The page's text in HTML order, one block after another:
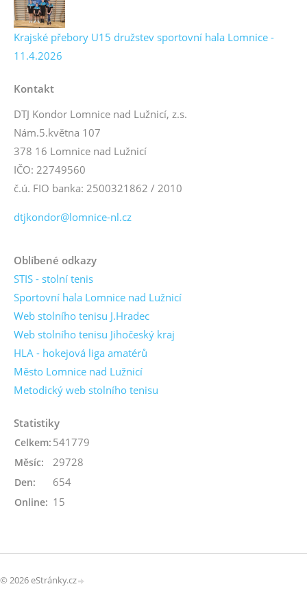
Krajské přebory U15 družstev sportovní hala Lomnice -
11.4.2026
Kontakt
DTJ Kondor Lomnice nad Lužnicí, z.s.
Nám.5.května 107
378 16 Lomnice nad Lužnicí
IČO: 22749560
č.ú. FIO banka: 2500321862 / 2010
dtjkondor@lomnice-nl.cz
Oblíbené odkazy
STIS - stolní tenis
Sportovní hala Lomnice nad Lužnicí
Web stolního tenisu J.Hradec
Web stolního tenisu Jihočeský kraj
HLA - hokejová liga amatérů
Město Lomnice nad Lužnicí
Metodický web stolního tenisu
Statistiky
Online: 15
Celkem: 541779
Měsíc: 29728
Den: 654
© 2026 eStránky.cz